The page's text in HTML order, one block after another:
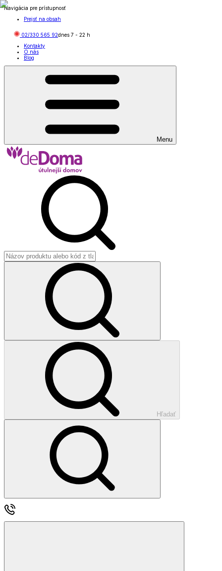
Navigácia pre prístupnosť
Prejsť na obsah
02/330 565 92dnes 7 - 22 h
Kontakty
O nás
Blog
Menu
Hľadať